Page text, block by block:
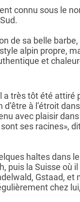
connu sous le
de sa belle
alpin propre,
et
a très tôt été attiré
à l’étroit
avec plaisir
ses racines»,
haltes dans
puis la Suisse où
Gstaad, et
chez